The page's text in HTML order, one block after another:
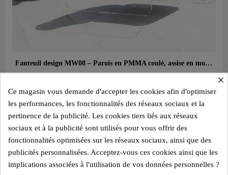
Aperçu rapide Fauteuil design MW08 – Parois en PMMA coulé, assise en mousse alvéolaire
Ajouter au panier
×
Ce magasin vous demande d'accepter les cookies afin d'optimiser
les performances, les fonctionnalités des réseaux sociaux et la
pertinence de la publicité. Les cookies tiers liés aux réseaux
sociaux et à la publicité sont utilisés pour vous offrir des
fonctionnalités optimisées sur les réseaux sociaux, ainsi que des
publicités personnalisées. Acceptez-vous ces cookies ainsi que les
implications associées à l'utilisation de vos données personnelles ?